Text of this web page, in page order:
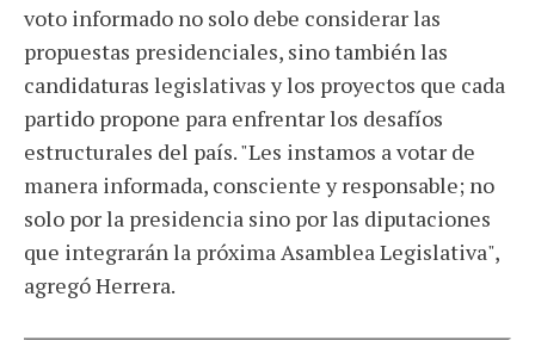
voto informado no solo debe considerar las
propuestas presidenciales, sino también las
candidaturas legislativas y los proyectos que cada
partido propone para enfrentar los desafíos
estructurales del país. "Les instamos a votar de
manera informada, consciente y responsable; no
solo por la presidencia sino por las diputaciones
que integrarán la próxima Asamblea Legislativa",
agregó Herrera.